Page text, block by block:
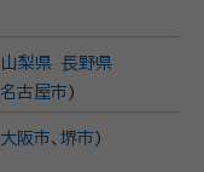
山梨県 長野県
名古屋市)
大阪市、 堺市)